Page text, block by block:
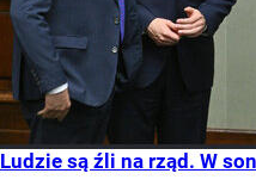
Ludzie są źli na rząd. W